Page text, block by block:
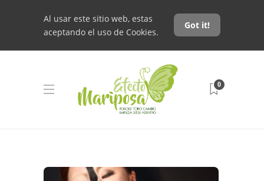
Al usar este sitio web, estas
aceptando el uso de Cookies.
Got it!
0